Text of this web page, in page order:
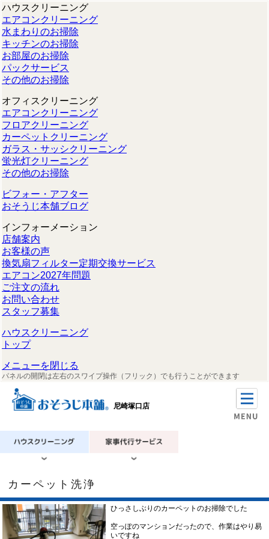
ハウスクリーニング
エアコンクリーニング
水まわりのお掃除
キッチンのお掃除
お部屋のお掃除
パックサービス
その他のお掃除
オフィスクリーニング
エアコンクリーニング
フロアクリーニング
カーペットクリーニング
ガラス・サッシクリーニング
蛍光灯クリーニング
その他のお掃除
ビフォー・アフター
おそうじ本舗ブログ
インフォーメーション
店舗案内
お客様の声
換気扇フィルター定期交換サービス
エアコン2027年問題
ご注文の流れ
お問い合わせ
スタッフ募集
ハウスクリーニング
トップ
メニューを閉じる
パネルの開閉は左右のスワイプ操作（フリック）でも行うことができます
尼崎塚口店
カーペット洗浄
ひっさしぶりのカーペットのお掃除でした
空っぽのマンションだったので、作業はやり易
いですね